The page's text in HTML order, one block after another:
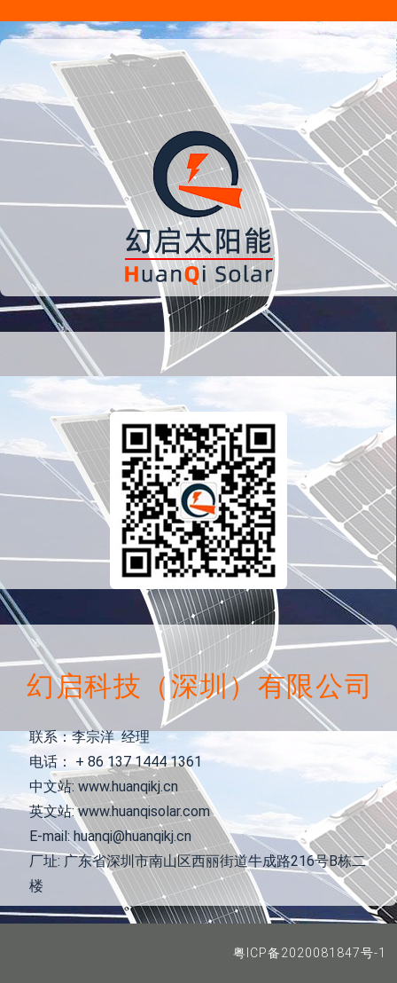
幻启科技（深圳）有限公司
联系：李宗洋 经理
电话： + 86 137 1444 1361
中文站: www.huanqikj.cn
英文站: www.huanqisolar.com
E-mail: huanqi@huanqikj.cn
厂址: 广东省深圳市南山区西丽街道牛成路216号B栋二
楼
粤ICP备2020081847号-1